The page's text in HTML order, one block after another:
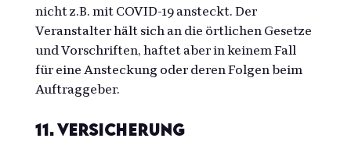
nicht z.B. mit COVID-19 ansteckt. Der
Veranstalter hält sich an die örtlichen Gesetze
und Vorschriften, haftet aber in keinem Fall
für eine Ansteckung oder deren Folgen beim
Auftraggeber.
11. Versicherung